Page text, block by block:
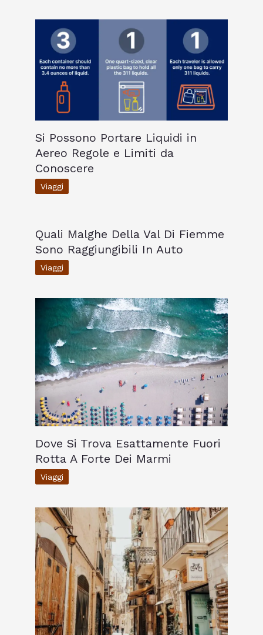
Si Possono Portare Liquidi in
Aereo Regole e Limiti da
Conoscere
Viaggi
Quali Malghe Della Val Di Fiemme
Sono Raggiungibili In Auto
Viaggi
Dove Si Trova Esattamente Fuori
Rotta A Forte Dei Marmi
Viaggi